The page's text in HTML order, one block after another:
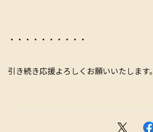
・・・・・・・・・・
引き続き応援よろしくお願いいたします。